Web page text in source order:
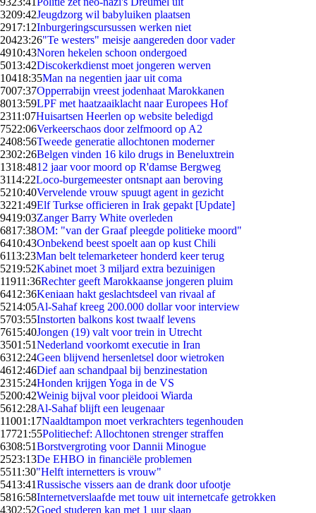
3209:42Jeugdzorg wil babyluiken plaatsen
2917:12Inburgeringscursussen werken niet
20423:26"Te westers" meisje aangereden door vader
4910:43Noren hekelen schoon ondergoed
5013:42Discokerkdienst moet jongeren werven
10418:35Man na negentien jaar uit coma
7007:37Opperrabijn vreest jodenhaat Marokkanen
8013:59LPF met haatzaaiklacht naar Europees Hof
2311:07Huisartsen Heerlen op website beledigd
7522:06Verkeerschaos door zelfmoord op A2
2408:56Tweede generatie allochtonen moderner
2302:26Belgen vinden 16 kilo drugs in Beneluxtrein
1318:4812 jaar voor moord op R'damse Bergweg
3114:22Loco-burgemeester ontsnapt aan beroving
5210:40Vervelende vrouw spuugt agent in gezicht
3221:49Elf Turkse officieren in Irak gepakt [Update]
9419:03Zanger Barry White overleden
6817:38OM: "van der Graaf pleegde politieke moord"
6410:43Onbekend beest spoelt aan op kust Chili
6113:23Man belt telemarketeer honderd keer terug
5219:52Kabinet moet 3 miljard extra bezuinigen
11911:36Rechter geeft Marokkaanse jongeren pluim
6412:36Keniaan hakt geslachtsdeel van rivaal af
5214:05Al-Sahaf kreeg 200.000 dollar voor interview
5703:55Instorten balkons kost twaalf levens
7615:40Jongen (19) valt voor trein in Utrecht
3501:51Nederland voorkomt executie in Iran
6312:24Geen blijvend hersenletsel door wietroken
4612:46Dief aan schandpaal bij benzinestation
2315:24Honden krijgen Yoga in de VS
5200:42Weinig bijval voor pleidooi Wiarda
5612:28Al-Sahaf blijft een leugenaar
11001:17Naaldtampon moet verkrachters tegenhouden
17721:55Politiechef: Allochtonen strenger straffen
6308:51Borstvergroting voor Dannii Minogue
2523:13De EHBO in financiële problemen
5511:30"Helft internetters is vrouw"
5413:41Russische vissers aan de drank door ufootje
5816:58Internetverslaafde met touw uit internetcafe getrokken
4302:52Goed studeren kan met 1 uur slaap